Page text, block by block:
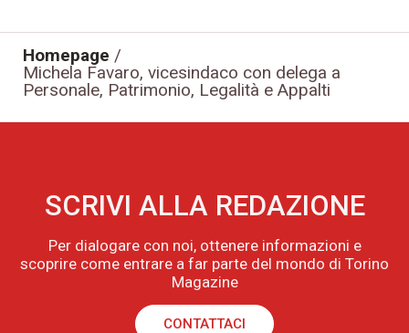
Homepage /
Michela Favaro, vicesindaco con delega a
Personale, Patrimonio, Legalità e Appalti
SCRIVI ALLA REDAZIONE
Per dialogare con noi, ottenere informazioni e
scoprire come entrare a far parte del mondo di Torino
Magazine
CONTATTACI